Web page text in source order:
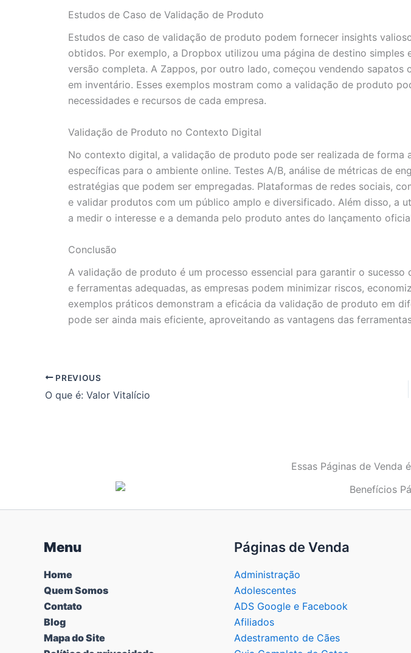
Estudos de Caso de Validação de Produto
Estudos de caso de validação de produto podem fornecer insights
obtidos. Por exemplo, a Dropbox utilizou uma página de destino
versão completa. A Zappos, por outro lado, começou vendendo
em inventário. Esses exemplos mostram como a validação de produto
necessidades e recursos de cada empresa.
Validação de Produto no Contexto Digital
No contexto digital, a validação de produto pode ser realizada de
específicas para o ambiente online. Testes A/B, análise de métricas de
estratégias que podem ser empregadas. Plataformas de redes sociais,
e validar produtos com um público amplo e diversificado. Além disso, a
a medir o interesse e a demanda pelo produto antes do lançamento
Conclusão
A validação de produto é um processo essencial para garantir o
e ferramentas adequadas, as empresas podem minimizar riscos,
exemplos práticos demonstram a eficácia da validação de produto em
pode ser ainda mais eficiente, aproveitando as vantagens das
PREVIOUS
O que é: Valor Vitalício
Essas Páginas de Venda
Menu
Home
Quem Somos
Contato
Blog
Mapa do Site
Páginas de Venda
Administração
Adolescentes
ADS Google e Facebook
Afiliados
Adestramento de Cães